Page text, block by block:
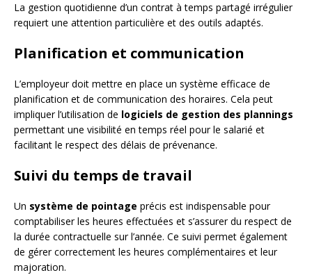
La gestion quotidienne d’un contrat à temps partagé irrégulier
requiert une attention particulière et des outils adaptés.
Planification et communication
L’employeur doit mettre en place un système efficace de
planification et de communication des horaires. Cela peut
impliquer l’utilisation de logiciels de gestion des plannings
permettant une visibilité en temps réel pour le salarié et
facilitant le respect des délais de prévenance.
Suivi du temps de travail
Un système de pointage précis est indispensable pour
comptabiliser les heures effectuées et s’assurer du respect de
la durée contractuelle sur l’année. Ce suivi permet également
de gérer correctement les heures complémentaires et leur
majoration.